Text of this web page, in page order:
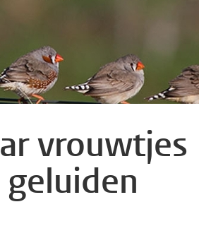
vrouwtjes